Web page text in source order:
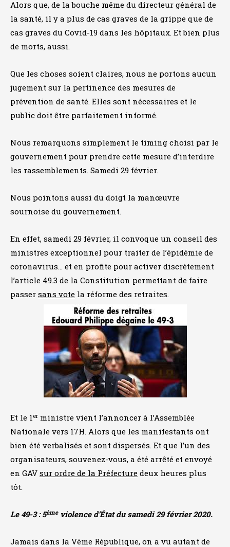
Alors que, de la bouche même du directeur général de
la santé, il y a plus de cas graves de la grippe que de
cas graves du Covid-19 dans les hôpitaux. Et bien plus
de morts, aussi.
Que les choses soient claires, nous ne portons aucun
jugement sur la pertinence des mesures de
prévention de santé. Elles sont nécessaires et le
public doit être parfaitement informé.
Nous remarquons simplement le timing choisi par le
gouvernement pour prendre cette mesure d’interdire
les rassemblements. Samedi 29 février.
Nous pointons aussi du doigt la manœuvre
sournoise du gouvernement.
En effet, samedi 29 février, il convoque un conseil des
ministres exceptionnel pour traiter de l’épidémie de
coronavirus… et en profite pour activer discrètement
l’article 49.3 de la Constitution permettant de faire
passer sans vote la réforme des retraites.
Et le 1er ministre vient l’annoncer à l’Assemblée
Nationale vers 17H. Alors que les manifestants ont
bien été verbalisés et sont dispersés. Et que l’un des
organisateurs, souvenez-vous, a été arrêté et envoyé
en GAV sur ordre de la Préfecture deux heures plus
tôt.
Le 49-3 : 5èmeviolence d’État du samedi 29 février 2020.
Jamais dans la Vème République, on a vu autant de